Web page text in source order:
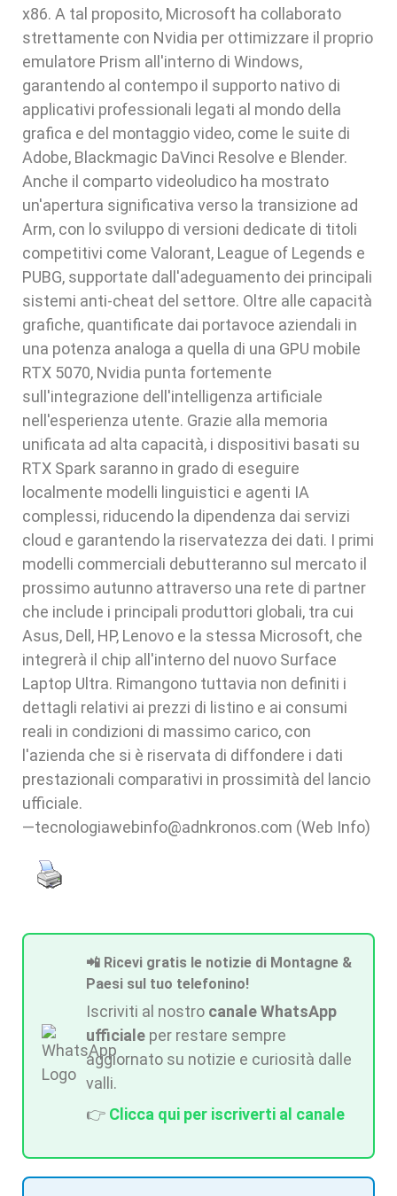
x86. A tal proposito, Microsoft ha collaborato
strettamente con Nvidia per ottimizzare il proprio
emulatore Prism all'interno di Windows,
garantendo al contempo il supporto nativo di
applicativi professionali legati al mondo della
grafica e del montaggio video, come le suite di
Adobe, Blackmagic DaVinci Resolve e Blender.
Anche il comparto videoludico ha mostrato
un'apertura significativa verso la transizione ad
Arm, con lo sviluppo di versioni dedicate di titoli
competitivi come Valorant, League of Legends e
PUBG, supportate dall'adeguamento dei principali
sistemi anti-cheat del settore. Oltre alle capacità
grafiche, quantificate dai portavoce aziendali in
una potenza analoga a quella di una GPU mobile
RTX 5070, Nvidia punta fortemente
sull'integrazione dell'intelligenza artificiale
nell'esperienza utente. Grazie alla memoria
unificata ad alta capacità, i dispositivi basati su
RTX Spark saranno in grado di eseguire
localmente modelli linguistici e agenti IA
complessi, riducendo la dipendenza dai servizi
cloud e garantendo la riservatezza dei dati. I primi
modelli commerciali debutteranno sul mercato il
prossimo autunno attraverso una rete di partner
che include i principali produttori globali, tra cui
Asus, Dell, HP, Lenovo e la stessa Microsoft, che
integrerà il chip all'interno del nuovo Surface
Laptop Ultra. Rimangono tuttavia non definiti i
dettagli relativi ai prezzi di listino e ai consumi
reali in condizioni di massimo carico, con
l'azienda che si è riservata di diffondere i dati
prestazionali comparativi in prossimità del lancio
ufficiale.
—tecnologiawebinfo@adnkronos.com (Web Info)
📲 Ricevi gratis le notizie di Montagne &
Paesi sul tuo telefonino!
Iscriviti al nostro canale WhatsApp
ufficiale per restare sempre
aggiornato su notizie e curiosità dalle
valli.
👉 Clicca qui per iscriverti al canale